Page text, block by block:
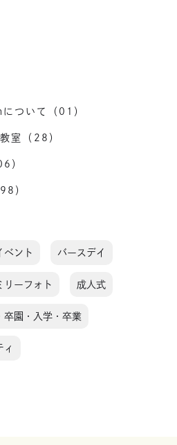
ついて（01）
室（28）
）
）
ベント バースデイ
リーフォト 成人式
卒園・入学・卒業
ィ